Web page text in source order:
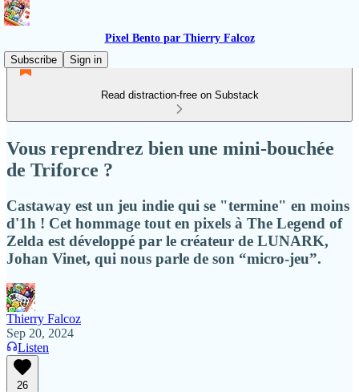
Pixel Bento par Thierry Falcoz
Subscribe
Sign in
Read distraction-free on Substack
Vous reprendrez bien une mini-bouchée
de Triforce ?
Castaway est un jeu indie qui se "termine" en moins
d'1h ! Cet hommage tout en pixels à The Legend of
Zelda est développé par le créateur de LUNARK,
Johan Vinet, qui nous parle de son “micro-jeu”.
Thierry Falcoz
Sep 20, 2024
Listen
26